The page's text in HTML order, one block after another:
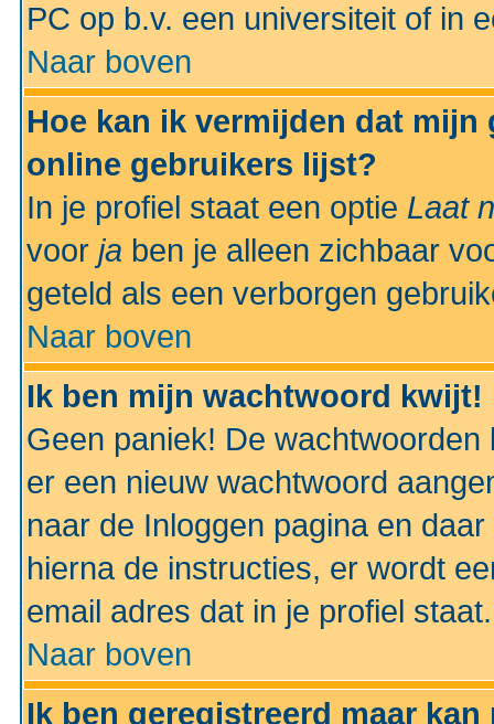
PC op b.v. een universiteit of in
Naar boven
Hoe kan ik vermijden dat
online gebruikers lijst?
In je profiel staat een optie Laat
voor ja ben je alleen zichbaar
geteld als een verborgen
Naar boven
Ik ben mijn wachtwoord kwijt!
Geen paniek! De
er een nieuw wachtwoord
naar de Inloggen pagina en
hierna de instructies, er wordt
email adres dat in je profiel staat.
Naar boven
Ik ben geregistreerd maar